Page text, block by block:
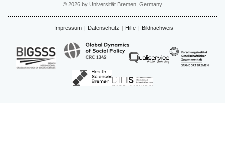
© 2026 by Universität Bremen, Germany
Impressum Datenschutz Hilfe Bildnachweis